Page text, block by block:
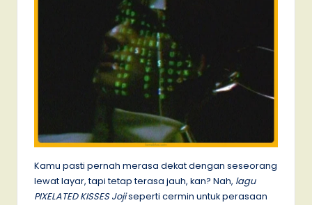
Kamu pasti pernah merasa dekat dengan seseorang
lewat layar, tapi tetap terasa jauh, kan? Nah, lagu
PIXELATED KISSES Jojiseperti cermin untuk perasaan